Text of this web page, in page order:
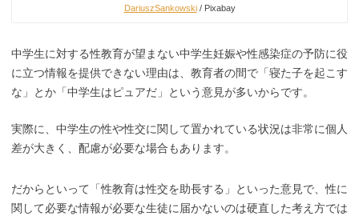
DariuszSankowski/ Pixabay
中学生に対する性教育が望まない中学生妊娠や性感染症の予防に役
に立つ情報を提供できない理由は、教育者の間で「寝た子を起こす
な」とか「中学生はピュアだ」という意見が多いからです。
実際に、中学生の性や性交に関して置かれている状況は非常に個人
差が大きく、配慮が必要な場合もあります。
だからといって「性教育は性交を助長する」といった意見で、性に
関して必要な情報が必要な生徒に届かないのは硬直した考え方では